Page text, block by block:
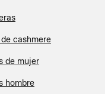
cashmere
de mujer
hombre